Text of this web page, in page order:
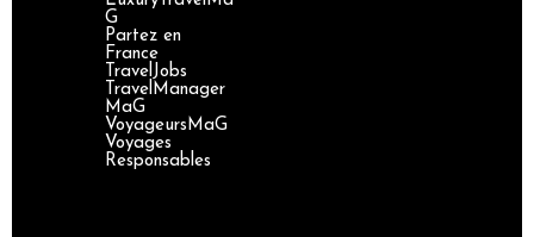
G
Partez en
France
TravelJobs
TravelManager
MaG
VoyageursMaG
Voyages
Responsables